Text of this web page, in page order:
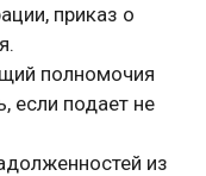
приказ о
полномочия
если подает не
из